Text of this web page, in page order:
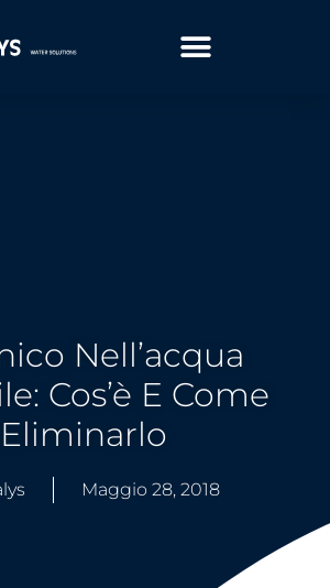
Nell’acqua
Cos’è E Come
Eliminarlo
Maggio 28, 2018